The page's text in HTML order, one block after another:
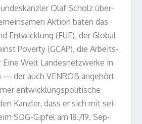
Olaf Scholz über­
Aktion baten das
Ent­wick­lung (FUE), der Glo­bal
Poverty (GCAP), die Arbeits­
Welt Lan­des­netz­werke in
— der auch VENROB ange­hört
ent­wick­lungs­po­li­ti­sche
Kanz­ler, dass er sich mit sei­
SDG-Gip­fel am 18./19. Sep­